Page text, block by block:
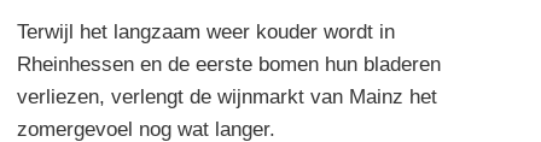
Terwijl het langzaam weer kouder wordt in
Rheinhessen en de eerste bomen hun bladeren
verliezen, verlengt de wijnmarkt van Mainz het
zomergevoel nog wat langer.